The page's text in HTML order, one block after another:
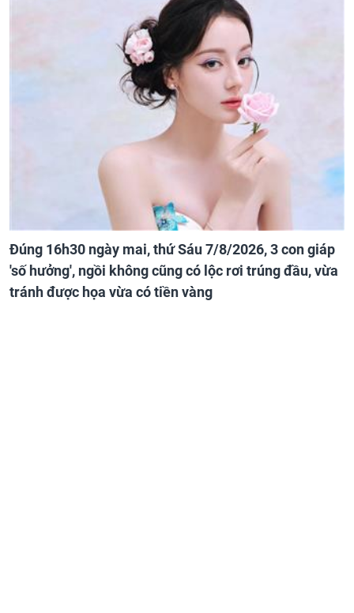
Đúng 16h30 ngày mai, thứ Sáu 7/8/2026, 3 con giáp
'số hưởng', ngồi không cũng có lộc rơi trúng đầu, vừa
tránh được họa vừa có tiền vàng